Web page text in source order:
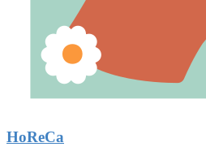
HoReCa